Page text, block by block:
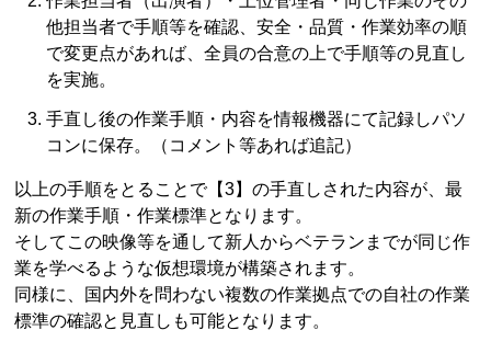
他担当者で手順等を確認、安全・品質・作業効率の順
で変更点があれば、全員の合意の上で手順等の見直し
を実施。
手直し後の作業手順・内容を情報機器にて記録しパソ
コンに保存。（コメント等あれば追記）
以上の手順をとることで【3】の手直しされた内容が、最
新の作業手順・作業標準となります。
そしてこの映像等を通して新人からベテランまでが同じ作
業を学べるような仮想環境が構築されます。
同様に、国内外を問わない複数の作業拠点での自社の作業
標準の確認と見直しも可能となります。